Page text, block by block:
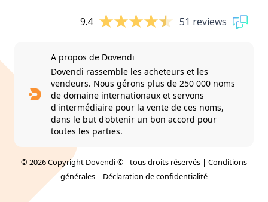
9.4 51 reviews
A propos de Dovendi
Dovendi rassemble les acheteurs et les
vendeurs. Nous gérons plus de 250 000 noms
de domaine internationaux et servons
d'intermédiaire pour la vente de ces noms,
dans le but d'obtenir un bon accord pour
toutes les parties.
© 2026 Copyright Dovendi © - tous droits réservés | Conditions
générales | Déclaration de confidentialité